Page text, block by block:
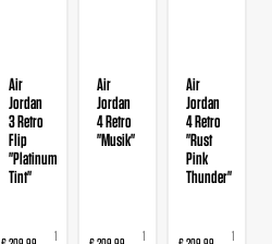
Air
Jordan
3 Retro
Flip
"Platinum
Tint"
1
Air
Jordan
4 Retro
"Musik"
1
Air
Jordan
4 Retro
"Rust
Pink
Thunder"
1